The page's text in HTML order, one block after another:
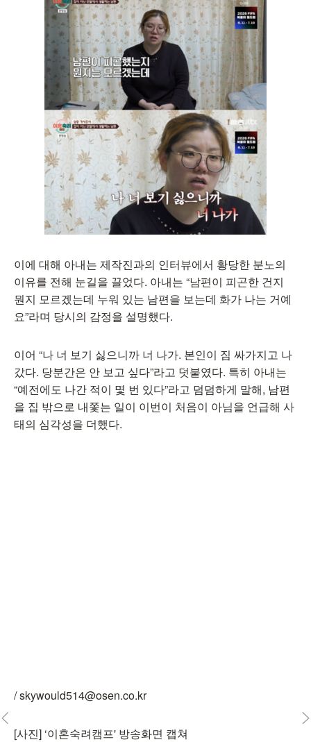
이에 대해 아내는 제작진과의 인터뷰에서 황당한 분노의
이유를 전해 눈길을 끌었다. 아내는 “남편이 피곤한 건지
뭔지 모르겠는데 누워 있는 남편을 보는데 화가 나는 거예
요”라며 당시의 감정을 설명했다.
이어 “나 너 보기 싫으니까 너 나가. 본인이 짐 싸가지고 나
갔다. 당분간은 안 보고 싶다”라고 덧붙였다. 특히 아내는
“예전에도 나간 적이 몇 번 있다”라고 덤덤하게 말해, 남편
을 집 밖으로 내쫓는 일이 이번이 처음이 아님을 언급해 사
태의 심각성을 더했다.
/ skywould514@osen.co.kr
[사진] ‘이혼숙려캠프' 방송화면 캡쳐